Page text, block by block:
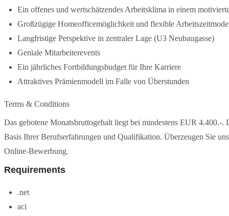
Ein offenes und wertschätzendes Arbeitsklima in einem
Großzügige Homeofficemöglichkeit und flexible
Langfristige Perspektive in zentraler Lage (U3 Neubaugasse)
Geniale Mitarbeiterevents
Ein jährliches Fortbildungsbudget für Ihre Karriere
Attraktives Prämienmodell im Falle von Überstunden
Terms & Conditions
Das gebotene Monatsbruttogehalt liegt bei mindestens EUR 4.400.-
Basis Ihrer Berufserfahrungen und Qualifikation. Überzeugen Sie
Online-Bewerbung.
Requirements
.net
aci